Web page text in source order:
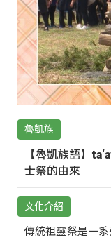
魯凱族
【魯凱族語】
士祭的由來
文化介紹
傳統祖靈祭是一